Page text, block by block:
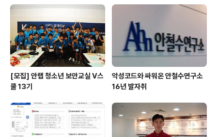
전했는데 그 과정에 스티브 잡스가 한 일이 많다. PC산업
로 나오는 것도 그가 한 것이다. 아이팟을 통해 디지털 음반
시장을 포함한 음악 기..
[모집] 안랩 청소년 보안교실 V스
쿨 13기
악성코드와 싸워온 안철수연구소
16년 발자취